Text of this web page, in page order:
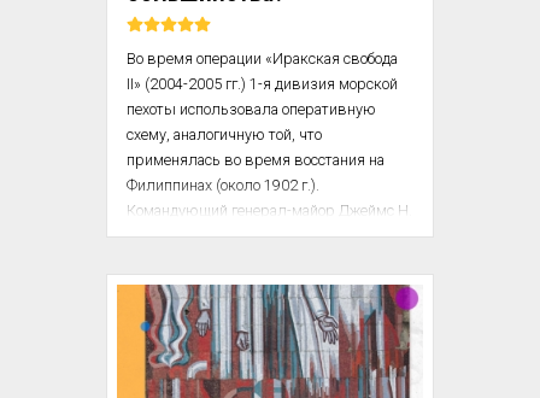
Во время операции «‎Иракская свобода
II» (2004-2005 гг.) 1-я дивизия морской
пехоты использовала оперативную
схему, аналогичную той, что
применялась во время восстания на
Филиппинах (около 1902 г.).
Командующий генерал-майор Джеймс Н.
Мэттис, КМП США, начал с оценки
солдаты и матросы столкнутся в районе
операций дивизии. Район операций
находился в западном Ираке, в
провинции Аль-Анбар. Ее
демографический состав значительно